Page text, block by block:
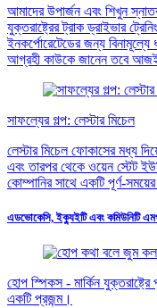
আমাদের উপার্জন এবং শিখুন
যুক্তরাষ্ট্রের ট্রাক ড্রাইভার
ইনকর্পোরেটেডের জন্য
আগ্রহী কাউকে জানেন তবে
সাফল্যের গল্প: লেস্টার মিচেল
লেস্টার মিচেল ফোকাসের মধ্য
এবং তারপর থেকে ওয়েন স্টেট
কোম্পানির সাথে একটি পূর্ণ-
এডভোকেসি, ইক্যুইটি এবং কমিউনিটি
হোপ স্পিকস - মার্কিন
একটি প্রজন্ম।